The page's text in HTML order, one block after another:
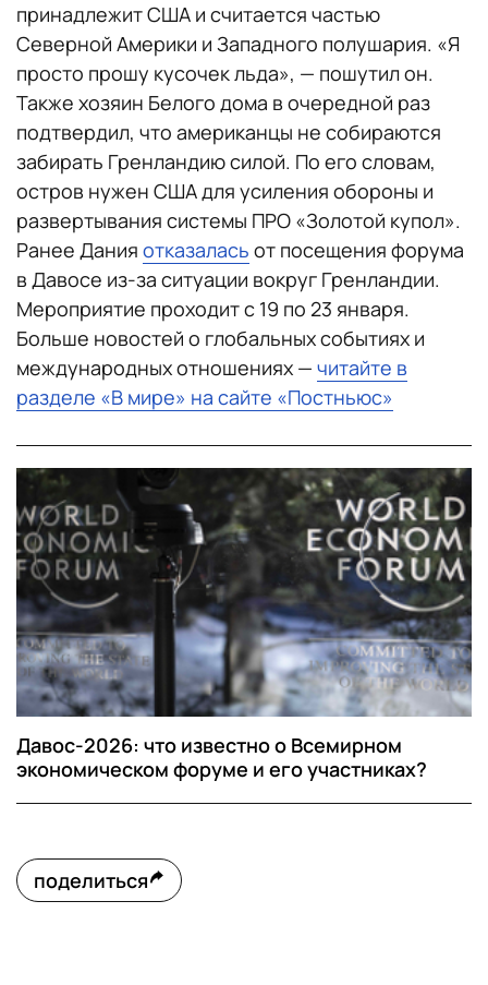
принадлежит США и считается частью
Северной Америки и Западного полушария. «Я
просто прошу кусочек льда», — пошутил он.
Также хозяин Белого дома в очередной раз
подтвердил, что американцы не собираются
забирать Гренландию силой. По его словам,
остров нужен США для усиления обороны и
развертывания системы ПРО «Золотой купол».
Ранее Дания отказалась от посещения форума
в Давосе из-за ситуации вокруг Гренландии.
Мероприятие проходит с 19 по 23 января.
Больше новостей о глобальных событиях и
международных отношениях — читайте в
разделе «В мире» на сайте «Постньюс»
Давос-2026: что известно о Всемирном
экономическом форуме и его участниках?
поделиться